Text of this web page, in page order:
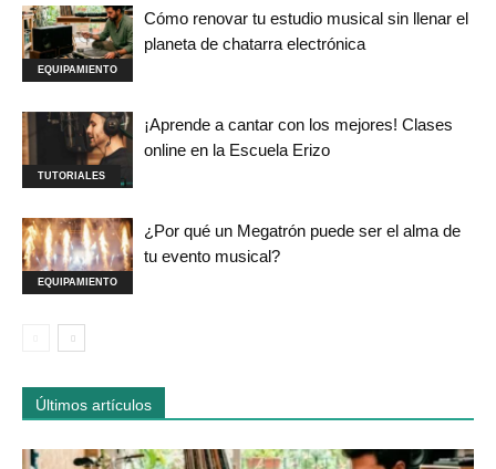
EQUIPAMIENTO
Cómo renovar tu estudio musical sin llenar el
planeta de chatarra electrónica
TUTORIALES
¡Aprende a cantar con los mejores! Clases
online en la Escuela Erizo
EQUIPAMIENTO
¿Por qué un Megatrón puede ser el alma de
tu evento musical?
Últimos artículos